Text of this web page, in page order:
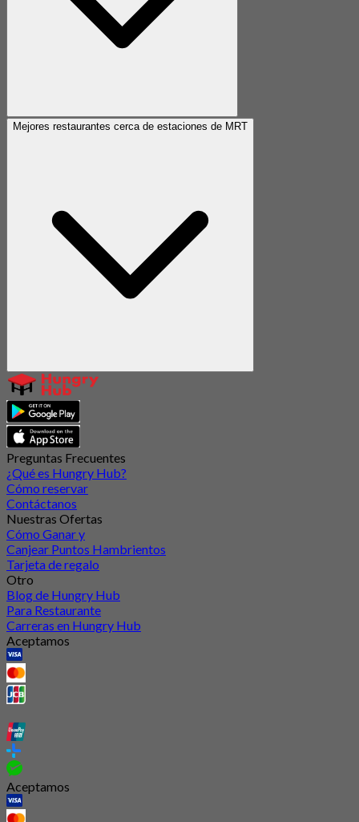
Mejores restaurantes cerca de estaciones de MRT
Preguntas Frecuentes
¿Qué es Hungry Hub?
Cómo reservar
Contáctanos
Nuestras Ofertas
Cómo Ganar y
Canjear Puntos Hambrientos
Tarjeta de regalo
Otro
Blog de Hungry Hub
Para Restaurante
Carreras en Hungry Hub
Aceptamos
Aceptamos